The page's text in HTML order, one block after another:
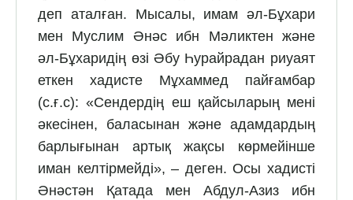
деп аталған. Мысалы, имам әл-Бұхари
мен Муслим Әнәс ибн Мәликтен және
әл-Бұхаридің өзі Әбу Һурайрадан риуаят
еткен хадисте Мұхаммед пайғамбар
(с.ғ.с): «Сендердің еш қайсыларың мені
әкесінен, баласынан және адамдардың
барлығынан артық жақсы көрмейінше
иман келтірмейді», – деген. Осы хадисті
Әнәстән Қатада мен Абдул-Азиз ибн